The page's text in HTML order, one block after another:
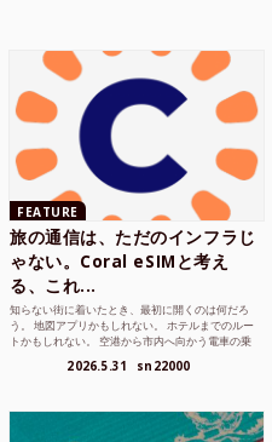
FEATURE
旅の通信は、ただのインフラじ
ゃない。Coral eSIMと考え
る、これ...
知らない街に着いたとき、最初に開くのは何だろ
う。 地図アプリかもしれない。 ホテルまでのルー
トかもしれない。 空港から市内へ向かう電車の乗
2026.5.31 sn22000